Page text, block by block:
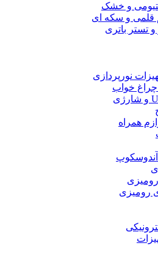
و خشک
قلمی و سکه ای
تستر باتری
نورپردازی
خواب
همراه
رومیزی